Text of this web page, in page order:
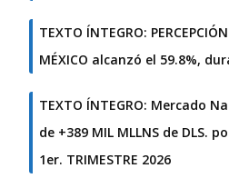
TEXTO ÍNTEGRO:
MÉXICO alcanzó el 59.8%,
TEXTO ÍNTEGRO: Mercado
de +389 MIL MLLNS de DLS.
1er. TRIMESTRE 2026